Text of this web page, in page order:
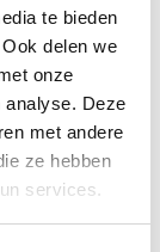
te bieden
delen we
onze
analyse. Deze
met andere
ze hebben
services.
Onder optie